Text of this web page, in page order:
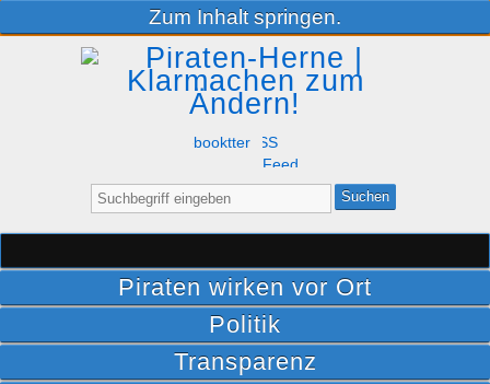
Zum Inhalt springen.
FacebookTwitterRSS
Feed
Suche
nach:
Piraten wirken vor Ort
Politik
Transparenz